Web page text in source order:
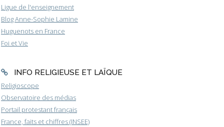
Ligue de l'enseignement
Blog Anne-Sophie Lamine
Huguenots en France
Foi et Vie
INFO RELIGIEUSE ET LAÏQUE
Religioscope
Observatoire des médias
Portail protestant français
France, faits et chiffres (INSEE)